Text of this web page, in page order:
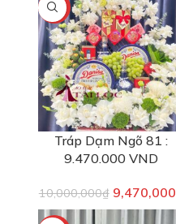
-5%
Tráp Dạm Ngõ 81 :
9.470.000 VND
10,000,000₫ 9,470,000